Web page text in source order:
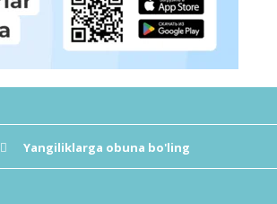
Yangiliklarga obuna bo'ling